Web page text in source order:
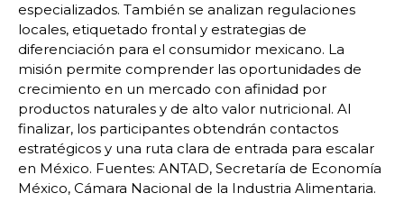
especializados. También se analizan regulaciones
locales, etiquetado frontal y estrategias de
diferenciación para el consumidor mexicano. La
misión permite comprender las oportunidades de
crecimiento en un mercado con afinidad por
productos naturales y de alto valor nutricional. Al
finalizar, los participantes obtendrán contactos
estratégicos y una ruta clara de entrada para escalar
en México. Fuentes: ANTAD, Secretaría de Economía
México, Cámara Nacional de la Industria Alimentaria.